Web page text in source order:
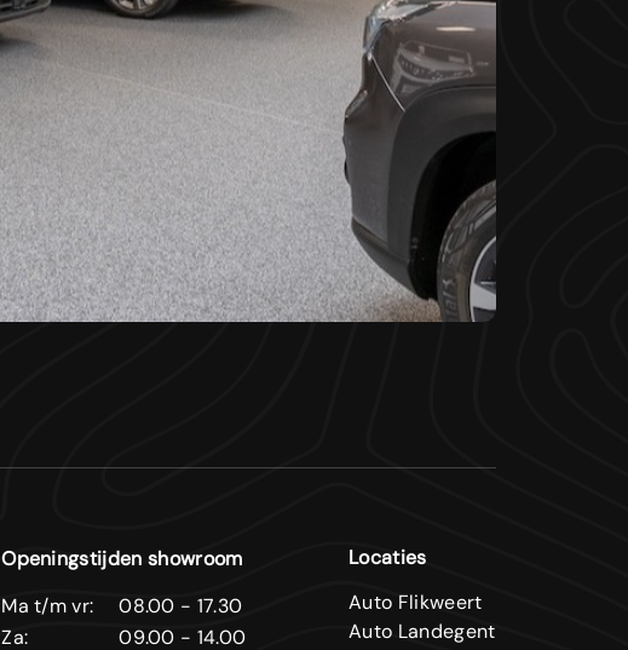
Openingstijden showroom
Ma t/m vr:
08.00 - 17.30
Za:
09.00 - 14.00
Locaties
Auto Flikweert
Auto Landegent